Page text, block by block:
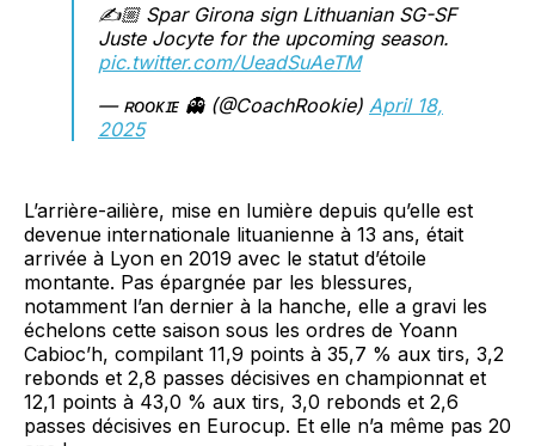
✍️🏼 Spar Girona sign Lithuanian SG-SF
Juste Jocyte for the upcoming season.
pic.twitter.com/UeadSuAeTM
— ʀᴏᴏᴋɪᴇ 👻 (@CoachRookie) April 18,
2025
L’arrière-ailière, mise en lumière depuis qu’elle est
devenue internationale lituanienne à 13 ans, était
arrivée à Lyon en 2019 avec le statut d’étoile
montante. Pas épargnée par les blessures,
notamment l’an dernier à la hanche, elle a gravi les
échelons cette saison sous les ordres de Yoann
Cabioc’h, compilant 11,9 points à 35,7 % aux tirs, 3,2
rebonds et 2,8 passes décisives en championnat et
12,1 points à 43,0 % aux tirs, 3,0 rebonds et 2,6
passes décisives en Eurocup. Et elle n’a même pas 20